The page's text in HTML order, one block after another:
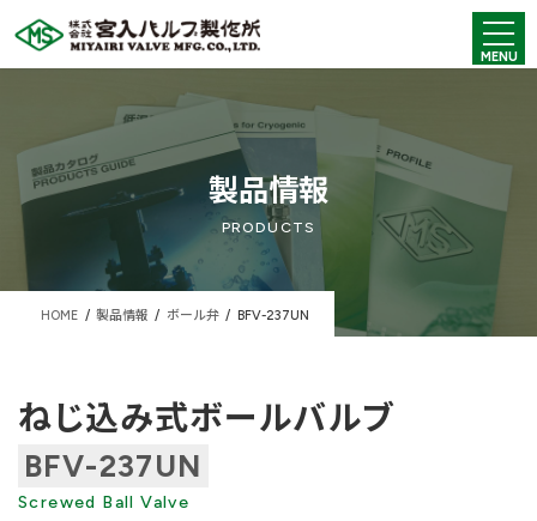
ン
ビ
製品情報
PRODUCTS
HOME 製品情報 ボール弁 BFV-237UN
ねじ込み式ボールバルブ
BFV-237UN
Screwed Ball Valve
MENU